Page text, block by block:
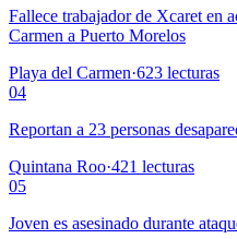
Fallece trabajador de Xcaret en
Carmen a Puerto Morelos
Playa del Carmen·623 lecturas
04
Reportan a 23 personas
Quintana Roo·421 lecturas
05
Joven es asesinado durante